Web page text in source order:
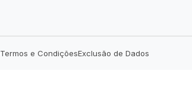
Termos e CondiçõesExclusão de Dados